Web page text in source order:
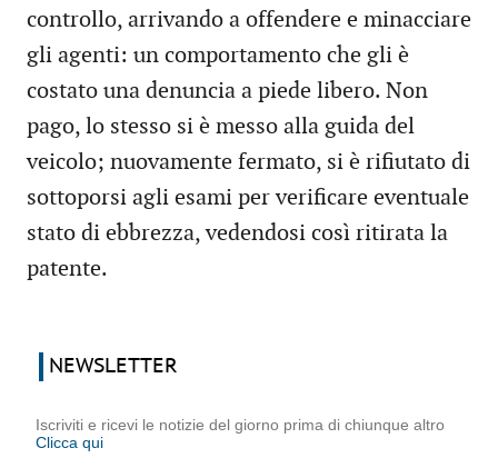
controllo, arrivando a offendere e minacciare
gli agenti: un comportamento che gli è
costato una denuncia a piede libero. Non
pago, lo stesso si è messo alla guida del
veicolo; nuovamente fermato, si è rifiutato di
sottoporsi agli esami per verificare eventuale
stato di ebbrezza, vedendosi così ritirata la
patente.
NEWSLETTER
Iscriviti e ricevi le notizie del giorno prima di chiunque altro
Clicca qui